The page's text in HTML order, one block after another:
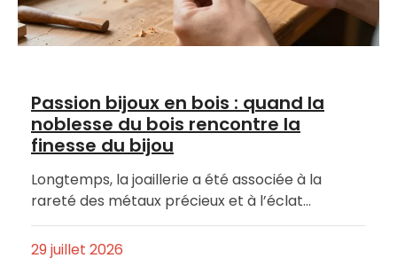
Passion bijoux en bois : quand la
noblesse du bois rencontre la
finesse du bijou
Longtemps, la joaillerie a été associée à la
rareté des métaux précieux et à l’éclat…
29 juillet 2026